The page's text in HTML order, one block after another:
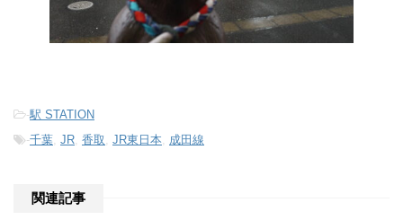
-駅 STATION
-千葉 JR 香取 JR東日本 成田線
関連記事